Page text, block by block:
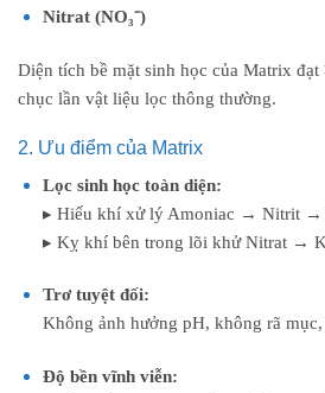
Nitrat (NO₃⁻)
Diện tích bề mặt sinh học của Matrix đạt
chục lần vật liệu lọc thông thường.
2. Ưu điểm của Matrix
Lọc sinh học toàn diện:
▸ Hiếu khí xử lý Amoniac → Nitrit →
▸ Kỵ khí bên trong lõi khử Nitrat →
Trơ tuyệt đối:
Không ảnh hưởng pH, không rã
Độ bền vĩnh viễn: